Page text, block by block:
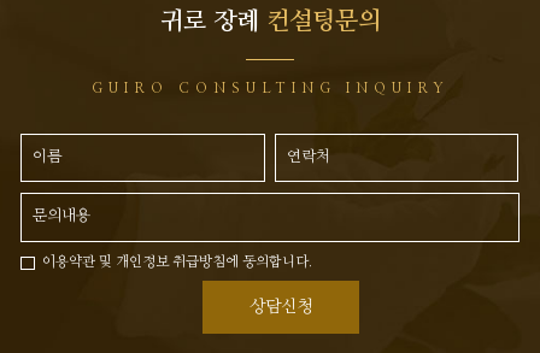
귀로 장례 컨설팅문의
GUIRO CONSULTING INQUIRY
상담신청
이용약관 및 개인정보 취급방침에 동의합니다.